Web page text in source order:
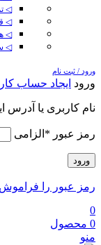
◁
◁
◁
◁
ورود / ثبت نام
ورود ایجاد حساب
نام کاربری یا آدرس
رمز عبور * الزامی
ورود
رمز عبور را فراموش
0
0 محصول
منو